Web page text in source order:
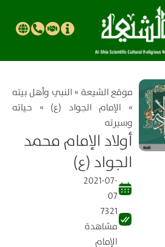
موقع الشیعة » النبي وأهل بيته
» الإمام الجواد (ع) » حياته
وسيرته
أولاد الإمام محمد
الجواد (ع)
2021-07-
07
7321
مشاهدة
الإمام